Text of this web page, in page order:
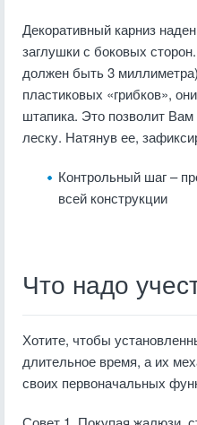
Декоративный карниз
заглушки с боковых
должен быть 3
пластиковых «грибков»,
штапика. Это позволит
леску. Натянув ее,
Контрольный шаг –
всей конструкции
Что надо
Хотите, чтобы
длительное время, а их
своих первоначальных